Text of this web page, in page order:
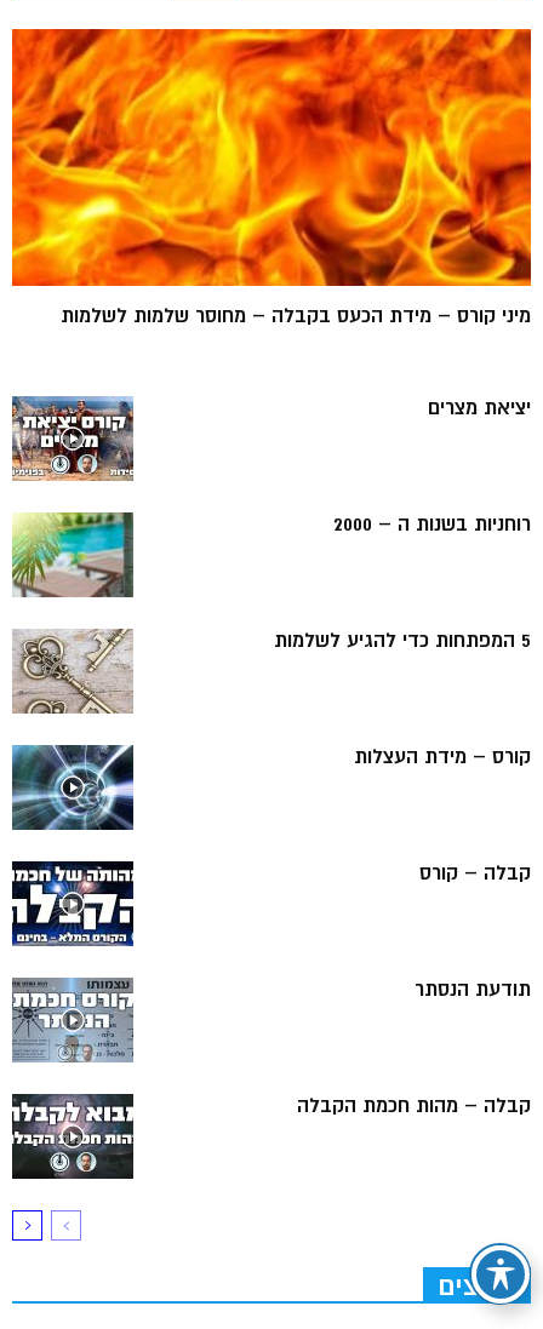
מיני קורס – מידת הכעס בקבלה – מחוסר שלמות לשלמות
יציאת מצרים
רוחניות בשנות ה – 2000
5 המפתחות כדי להגיע לשלמות
קורס – מידת העצלות
קבלה – קורס
תודעת הנסתר
קבלה – מהות חכמת הקבלה
ערוצים